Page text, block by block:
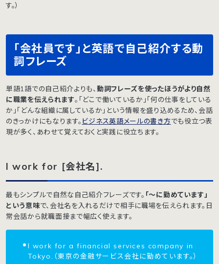
す。）
「会社員です」と英語で自己紹介する動
詞フレーズ
単語1語での自己紹介よりも、動詞フレーズを使ったほうがより自然
に職業を伝えられます。「どこで働いているか」「何の仕事をしている
か」「どんな組織に属しているか」という情報を盛り込めるため、会話
のきっかけにもなります。 ビジネス英語メールの書き方でも役立つ表
現が多く、あわせて覚えておくと実践に役立ちます。
I work for [会社名].
最もシンプルで自然な自己紹介フレーズです。 「〜に勤めています」
という意味で、会社名を入れるだけで相手に職場を伝えられます。日
常会話から就職面接まで幅広く使えます。
I work for a financial services company in
Tokyo.（東京の金融サービス会社に勤めています。）